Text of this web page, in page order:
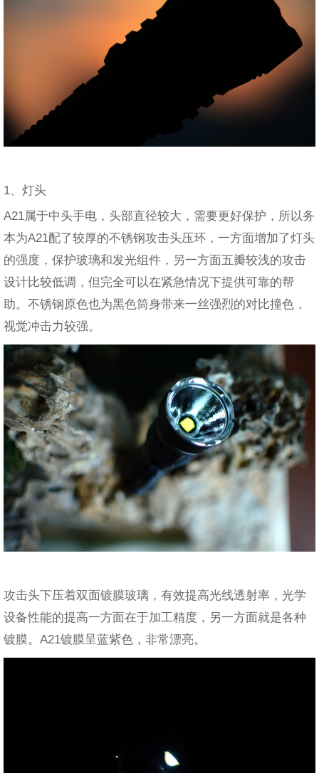
1、灯头
A21属于中头手电，头部直径较大，需要更好保护，所以务
本为A21配了较厚的不锈钢攻击头压环，一方面增加了灯头
的强度，保护玻璃和发光组件，另一方面五瓣较浅的攻击
设计比较低调，但完全可以在紧急情况下提供可靠的帮
助。不锈钢原色也为黑色筒身带来一丝强烈的对比撞色，
视觉冲击力较强。
攻击头下压着双面镀膜玻璃，有效提高光线透射率，光学
设备性能的提高一方面在于加工精度，另一方面就是各种
镀膜。A21镀膜呈蓝紫色，非常漂亮。